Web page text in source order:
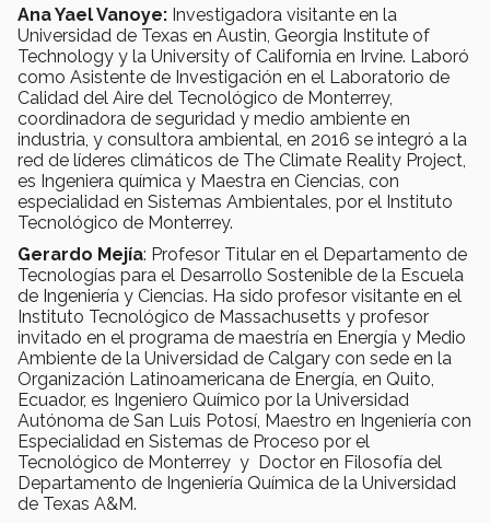
Ana Yael Vanoye: Investigadora visitante en la
Universidad de Texas en Austin, Georgia Institute of
Technology y la University of California en Irvine. Laboró
como Asistente de Investigación en el Laboratorio de
Calidad del Aire del Tecnológico de Monterrey,
coordinadora de seguridad y medio ambiente en
industria, y consultora ambiental, en 2016 se integró a la
red de líderes climáticos de The Climate Reality Project,
es Ingeniera química y Maestra en Ciencias, con
especialidad en Sistemas Ambientales, por el Instituto
Tecnológico de Monterrey.
Gerardo Mejía: Profesor Titular en el Departamento de
Tecnologías para el Desarrollo Sostenible de la Escuela
de Ingeniería y Ciencias. Ha sido profesor visitante en el
Instituto Tecnológico de Massachusetts y profesor
invitado en el programa de maestría en Energía y Medio
Ambiente de la Universidad de Calgary con sede en la
Organización Latinoamericana de Energía, en Quito,
Ecuador, es Ingeniero Químico por la Universidad
Autónoma de San Luis Potosí, Maestro en Ingeniería con
Especialidad en Sistemas de Proceso por el
Tecnológico de Monterrey y Doctor en Filosofía del
Departamento de Ingeniería Química de la Universidad
de Texas A&M.